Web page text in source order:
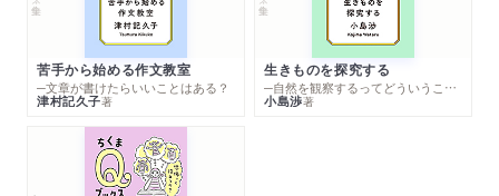
苦手から始める作文教室
─文章が書けたらいいことはある？
津村記久子著
生きものを探究する
─自然を観察するってどういうこと？
小島渉著